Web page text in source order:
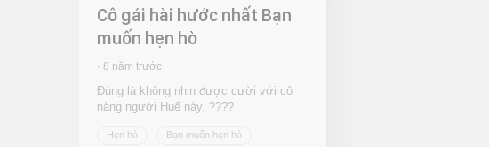
Cô gái hài hước nhất Bạn
muốn hẹn hò
8 năm trước
Đúng là không nhịn được cười với cô
nàng người Huế này. ????
Hẹn hò Bạn muốn hẹn hò